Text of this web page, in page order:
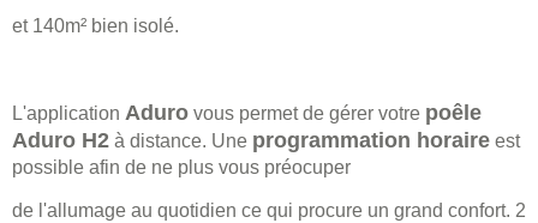
et 140m² bien isolé.
L'application Aduro vous permet de gérer votre poêle
Aduro H2 à distance. Une programmation horaire est
possible afin de ne plus vous préocuper
de l'allumage au quotidien ce qui procure un grand confort. 2